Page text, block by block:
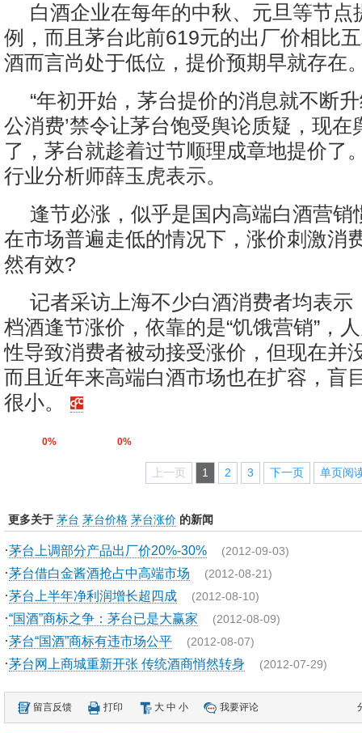
白酒企业在每年的中秋、元旦等节点
例，而且茅台此前619元的出厂价相比
酒而言尚处于低位，提价预期早就存在
“年初开始，茅台提价的消息就不断
公消费’禁令让茅台饱受舆论质疑，现在
了，茅台就趁着过节顺理成章地提价了
行业分析师薛玉虎表示。
逢节必涨，似乎是国内高端白酒营销
在市场普遍走低的情况下，涨价刺激消
然有效?
记者采访上海不少白酒消费者均表示
档酒逢节涨价，依靠的是“饥饿营销”，
性导致消费者被动接受涨价，但现在并
而且近年来高端白酒市场也在扩容，盲
很小。
0% 0%
上一页 1 2 3 下一页 单页阅
更多关于 茅台 茅台价格 茅台涨价 的新闻
·茅台上调部分产品出厂价20%-30% (2012-09-03)
·茅台借白金酱酒抢占中高端市场 (2012-08-21)
·茅台上半年净利润增长超四成 (2012-08-10)
·“国酒”商标之争：茅台已是大赢家 (2012-08-09)
·茅台“国酒”商标有违市场公平 (2012-08-07)
·茅台网上商城重新开张 传统酒商悄然转身 (2012-07-29)
留言反馈 打印 大 中 小 我要评论